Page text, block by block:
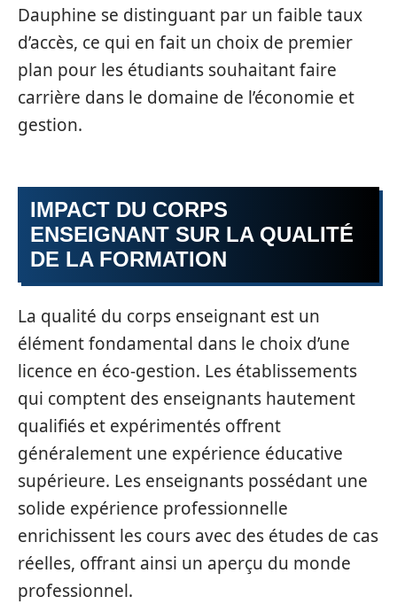
Dauphine se distinguant par un faible taux
d’accès, ce qui en fait un choix de premier
plan pour les étudiants souhaitant faire
carrière dans le domaine de l’économie et
gestion.
IMPACT DU CORPS
ENSEIGNANT SUR LA QUALITÉ
DE LA FORMATION
La qualité du corps enseignant est un
élément fondamental dans le choix d’une
licence en éco-gestion. Les établissements
qui comptent des enseignants hautement
qualifiés et expérimentés offrent
généralement une expérience éducative
supérieure. Les enseignants possédant une
solide expérience professionnelle
enrichissent les cours avec des études de cas
réelles, offrant ainsi un aperçu du monde
professionnel.